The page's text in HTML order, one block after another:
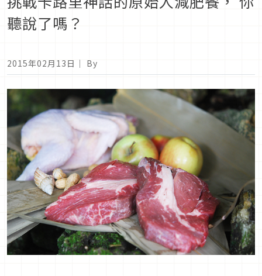
聽說了嗎？
2015年02月13日 ｜ By